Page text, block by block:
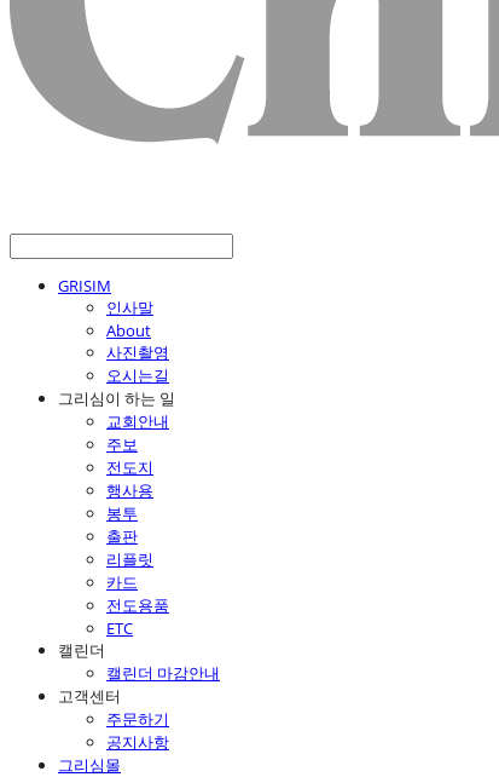
GRISIM
인사말
About
사진촬영
오시는길
그리심이 하는 일
교회안내
주보
전도지
행사용
봉투
출판
리플릿
카드
전도용품
ETC
캘린더
캘린더 마감안내
고객센터
주문하기
공지사항
그리심몰